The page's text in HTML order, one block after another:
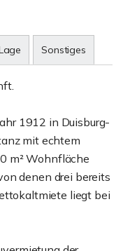
Sonstiges
1912 in Duisburg-
mit echtem
m² Wohnfläche
denen drei bereits
liegt bei